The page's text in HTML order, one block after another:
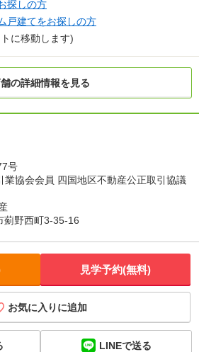
探しの方
戸建てをお探しの方
に移動します)
舗の詳細情報を見る
号
業協会会員 四国地区不動産公正取引協議
薊野西町3-35-16
見学予約(無料)
お気に入りに追加
LINEで送る